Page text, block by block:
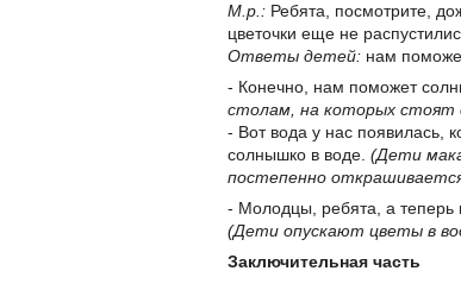
М.р.: Ребята, посмотрите,
цветочки еще не
Ответы детей: нам
- Конечно, нам поможет
столам, на которых стоят
- Вот вода у нас появилась,
солнышко в воде. (Дети
постепенно
- Молодцы, ребята, а теперь
(Дети опускают цветы в
Заключительная часть